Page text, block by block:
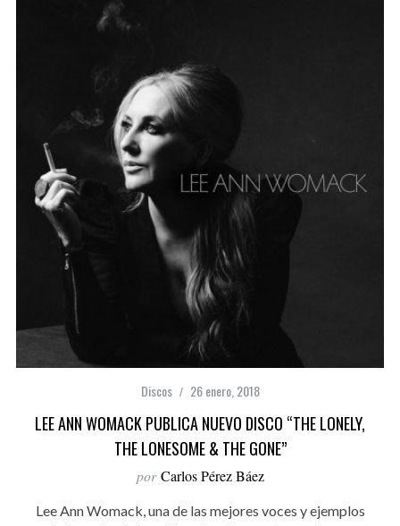
Discos 26 enero, 2018
LEE ANN WOMACK PUBLICA NUEVO DISCO “THE LONELY,
THE LONESOME & THE GONE”
por Carlos Pérez Báez
Lee Ann Womack, una de las mejores voces y ejemplos